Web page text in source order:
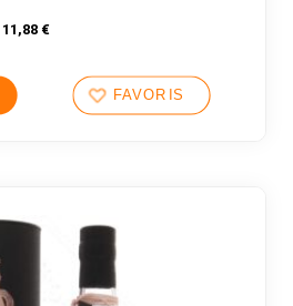
11,88 €
FAVORIS